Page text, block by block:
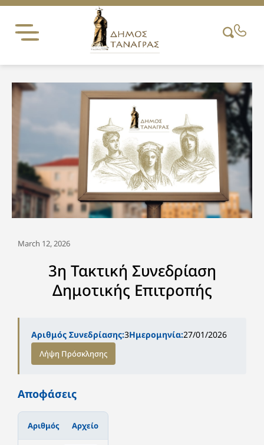
Skip
content
March 12, 2026
3η Τακτική Συνεδρίαση
Δημοτικής Επιτροπής
Αριθμός Συνεδρίασης:3Ημερομηνία:27/01/2026
Λήψη Πρόσκλησης
Αποφάσεις
Αριθμός Αρχείο